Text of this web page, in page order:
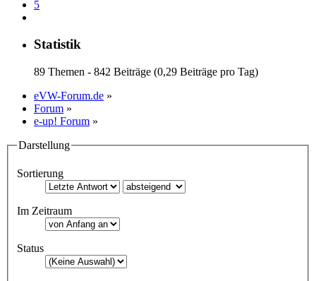
5
Statistik
89 Themen - 842 Beiträge (0,29 Beiträge pro Tag)
eVW-Forum.de »
Forum »
e-up! Forum »
Darstellung
Sortierung
Im Zeitraum
Status